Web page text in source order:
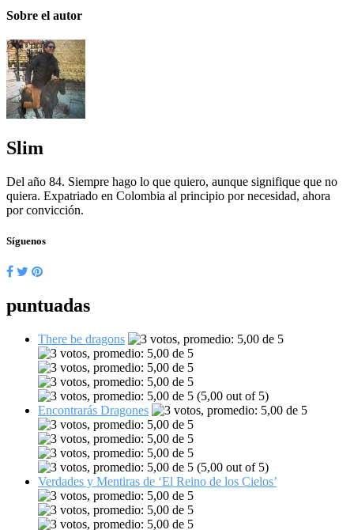
Sobre el autor
Slim
Del año 84. Siempre hago lo que quiero, aunque signifique que no
quiera. Expatriado en Colombia al principio por necesidad, ahora
por convicción.
Síguenos
puntuadas
There be dragons
(5,00 out of 5)
Encontrarás Dragones
(5,00 out of 5)
Verdades y Mentiras de ‘El Reino de los Cielos’